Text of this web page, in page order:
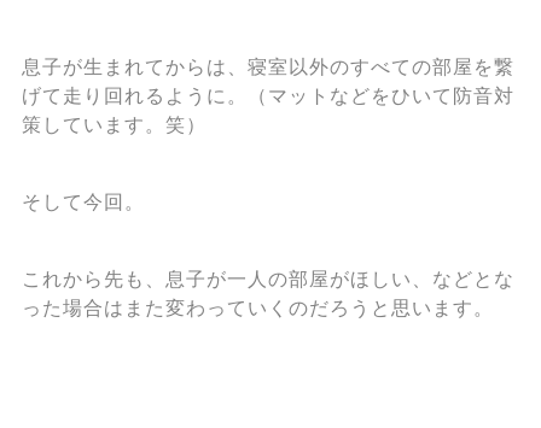
息子が生まれてからは、寝室以外のすべての部屋を繋
げて走り回れるように。（マットなどをひいて防音対
策しています。笑）
そして今回。
これから先も、息子が一人の部屋がほしい、などとな
った場合はまた変わっていくのだろうと思います。